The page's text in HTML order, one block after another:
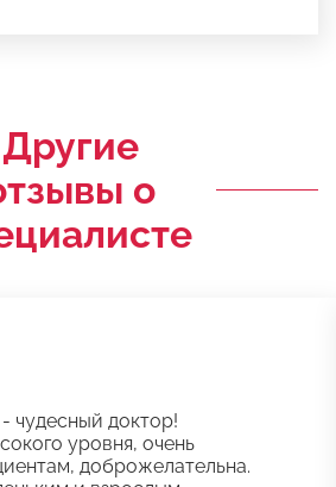
Другие
о
чудесный доктор!
уровня, очень
доброжелательна.